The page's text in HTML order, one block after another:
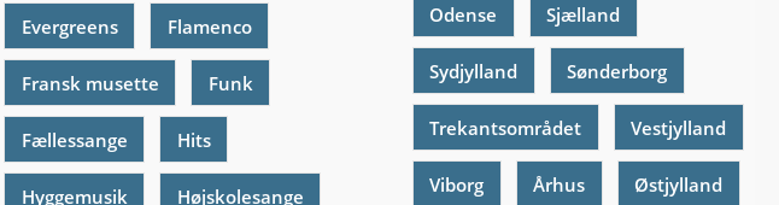
Evergreens Flamenco
Fransk musette Funk
Fællessange Hits
Hyggemusik Højskolesange
Odense Sjælland
Sydjylland Sønderborg
Trekantsområdet Vestjylland
Viborg Århus Østjylland